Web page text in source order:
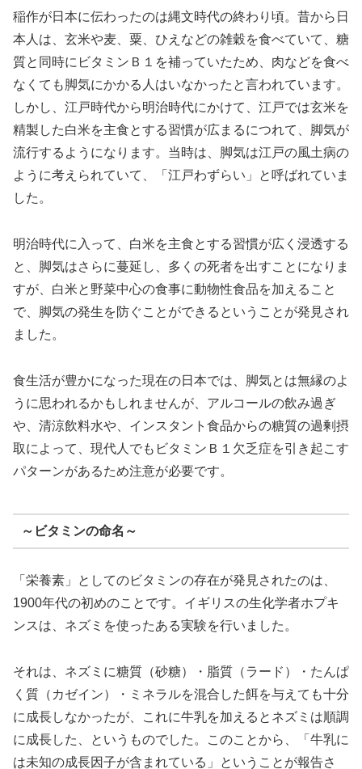
稲作が日本に伝わったのは縄文時代の終わり頃。昔から日
本人は、玄米や麦、粟、ひえなどの雑穀を食べていて、糖
質と同時にビタミンＢ１を補っていたため、肉などを食べ
なくても脚気にかかる人はいなかったと言われています。
しかし、江戸時代から明治時代にかけて、江戸では玄米を
精製した白米を主食とする習慣が広まるにつれて、脚気が
流行するようになります。当時は、脚気は江戸の風土病の
ように考えられていて、「江戸わずらい」と呼ばれていま
した。
明治時代に入って、白米を主食とする習慣が広く浸透する
と、脚気はさらに蔓延し、多くの死者を出すことになりま
すが、白米と野菜中心の食事に動物性食品を加えること
で、脚気の発生を防ぐことができるということが発見され
ました。
食生活が豊かになった現在の日本では、脚気とは無縁のよ
うに思われるかもしれませんが、アルコールの飲み過ぎ
や、清涼飲料水や、インスタント食品からの糖質の過剰摂
取によって、現代人でもビタミンＢ１欠乏症を引き起こす
パターンがあるため注意が必要です。
～ビタミンの命名～
「栄養素」としてのビタミンの存在が発見されたのは、
1900年代の初めのことです。イギリスの生化学者ホプキ
ンスは、ネズミを使ったある実験を行いました。
それは、ネズミに糖質（砂糖）・脂質（ラード）・たんぱ
く質（カゼイン）・ミネラルを混合した餌を与えても十分
に成長しなかったが、これに牛乳を加えるとネズミは順調
に成長した、というものでした。このことから、「牛乳に
は未知の成長因子が含まれている」ということが報告さ